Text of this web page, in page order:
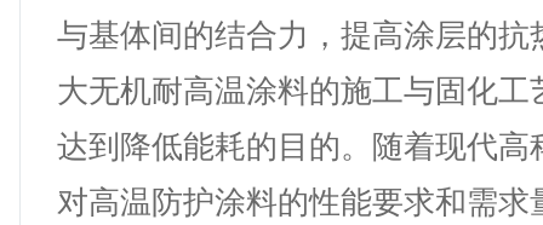
与基体间的结合力，提高涂层的抗
大无机耐高温涂料的施工与固化工
达到降低能耗的目的。随着现代高
对高温防护涂料的性能要求和需求